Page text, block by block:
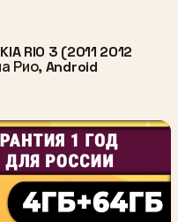
RIO 3 (2011 2012
Рио, Android